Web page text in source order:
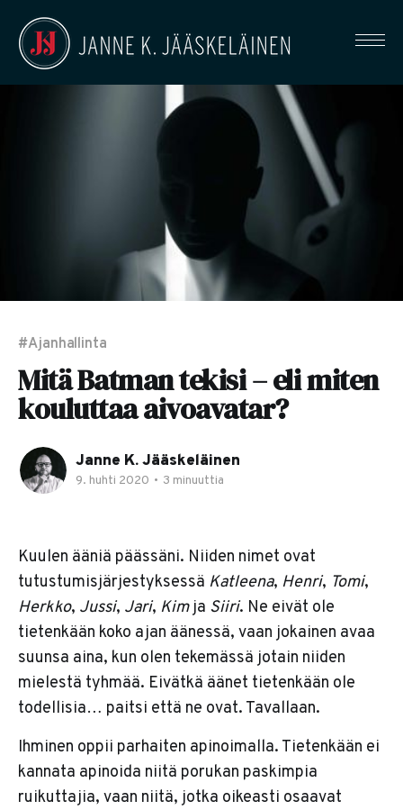
#Ajanhallinta
Mitä Batman tekisi – eli miten
kouluttaa aivoavatar?
Janne K. Jääskeläinen
9. huhti 2020 • 3 minuuttia
Kuulen ääniä päässäni. Niiden nimet ovat
tutustumisjärjestyksessä Katleena, Henri, Tomi,
Herkko, Jussi, Jari, Kimja Siiri. Ne eivät ole
tietenkään koko ajan äänessä, vaan jokainen avaa
suunsa aina, kun olen tekemässä jotain niiden
mielestä tyhmää. Eivätkä äänet tietenkään ole
todellisia… paitsi että ne ovat. Tavallaan.
Ihminen oppii parhaiten apinoimalla. Tietenkään ei
kannata apinoida niitä porukan paskimpia
ruikuttajia, vaan niitä, jotka oikeasti osaavat